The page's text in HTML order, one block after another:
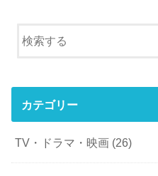
カテゴリー
TV・ドラマ・映画 (26)